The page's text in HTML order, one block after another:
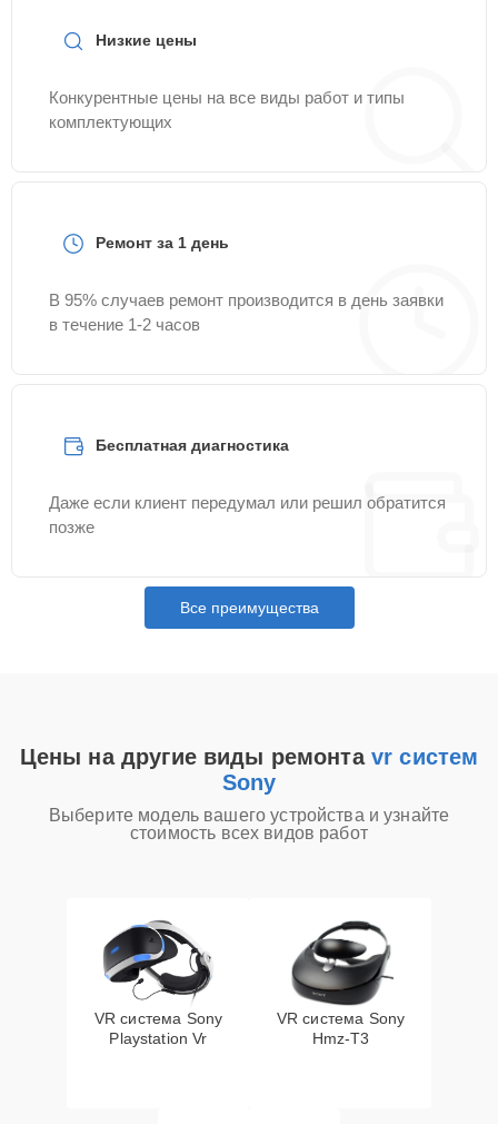
Низкие цены
Конкурентные цены на все виды работ и типы
комплектующих
Ремонт за 1 день
В 95% случаев ремонт производится в день заявки
в течение 1-2 часов
Бесплатная диагностика
Даже если клиент передумал или решил обратится
позже
Все преимущества
Цены на другие виды ремонта vr систем
Sony
Выберите модель вашего устройства и узнайте
стоимость всех видов работ
VR система Sony
Playstation Vr
VR система Sony
Hmz-T3